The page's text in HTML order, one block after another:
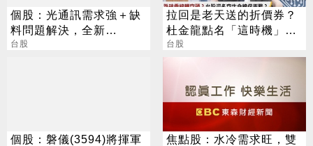
個股：光通訊需求強＋缺
料問題解決，全新
(2455)7月營收創高、重
台股
拉回是老天送的折價券？
杜金龍點名「這時機」：
台股衝6萬
台股
個股：磐儀(3594)將揮軍
焦點股：水冷需求旺，雙